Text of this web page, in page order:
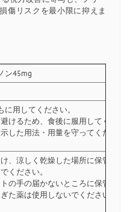
傷リスクを最小限に抑えま
ン45mg
に用してください。
けるため、食後に服用してくださ
した用法・用量を守ってください
、涼しく乾燥した場所に保管して
ください。
の手の届かないところに保管して
た薬は使用しないでください。